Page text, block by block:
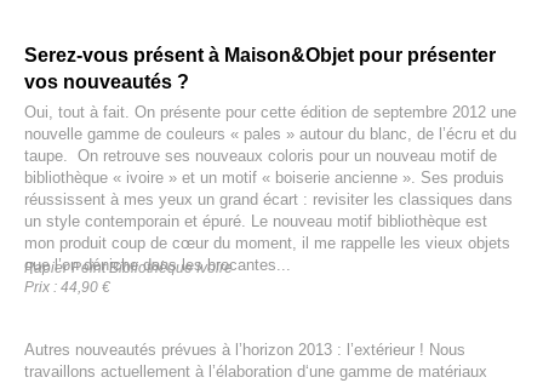
Serez-vous présent à Maison&Objet pour présenter
vos nouveautés ?
Oui, tout à fait. On présente pour cette édition de septembre 2012 une
nouvelle gamme de couleurs « pales » autour du blanc, de l’écru et du
taupe. On retrouve ses nouveaux coloris pour un nouveau motif de
bibliothèque « ivoire » et un motif « boiserie ancienne ». Ses produis
réussissent à mes yeux un grand écart : revisiter les classiques dans
un style contemporain et épuré. Le nouveau motif bibliothèque est
mon produit coup de cœur du moment, il me rappelle les vieux objets
que l’on déniche dans les brocantes...
Papier Peint Bibliothèque Ivoire
Prix : 44,90 €
Autres nouveautés prévues à l’horizon 2013 : l’extérieur ! Nous
travaillons actuellement à l’élaboration d‘une gamme de matériaux